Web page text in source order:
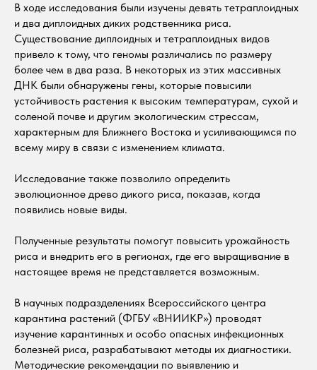
В ходе исследования были изучены девять тетраплоидных
и два диплоидных диких родственника риса.
Существование диплоидных и тетраплоидных видов
привело к тому, что геномы различались по размеру
более чем в два раза. В некоторых из этих массивных
ДНК были обнаружены гены, которые повысили
устойчивость растения к высоким температурам, сухой и
соленой почве и другим экологическим стрессам,
характерным для Ближнего Востока и усиливающимся по
всему миру в связи с изменением климата.
Исследование также позволило определить
эволюционное древо дикого риса, показав, когда
появились новые виды.
Полученные результаты помогут повысить урожайность
риса и внедрить его в регионах, где его выращивание в
настоящее время не представляется возможным.
В научных подразделениях Всероссийского центра
карантина растений (ФГБУ «ВНИИКР») проводят
изучение карантинных и особо опасных инфекционных
болезней риса, разрабатывают методы их диагностики.
Методические рекомендации по выявлению и